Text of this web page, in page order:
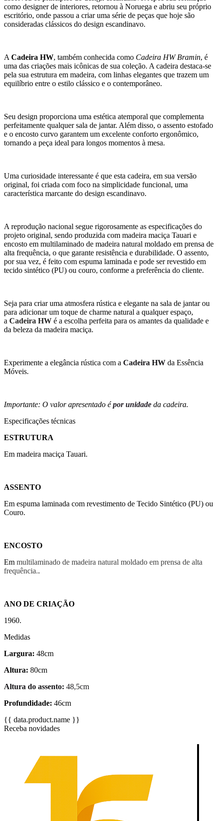
como designer de interiores, retornou à Noruega e abriu seu próprio
escritório, onde passou a criar uma série de peças que hoje são
consideradas clássicos do design escandinavo.
A Cadeira HW, também conhecida como Cadeira HW Bramin, é
uma das criações mais icônicas de sua coleção. A cadeira destaca-se
pela sua estrutura em madeira, com linhas elegantes que trazem um
equilíbrio entre o estilo clássico e o contemporâneo.
Seu design proporciona uma estética atemporal que complementa
perfeitamente qualquer sala de jantar. Além disso, o assento estofado
e o encosto curvo garantem um excelente conforto ergonômico,
tornando a peça ideal para longos momentos à mesa.
Uma curiosidade interessante é que esta cadeira, em sua versão
original, foi criada com foco na simplicidade funcional, uma
característica marcante do design escandinavo.
A reprodução nacional segue rigorosamente as especificações do
projeto original, sendo produzida com madeira maciça Tauari e
encosto em multilaminado de madeira natural moldado em prensa de
alta frequência, o que garante resistência e durabilidade. O assento,
por sua vez, é feito com espuma laminada e pode ser revestido em
tecido sintético (PU) ou couro, conforme a preferência do cliente.
Seja para criar uma atmosfera rústica e elegante na sala de jantar ou
para adicionar um toque de charme natural a qualquer espaço,
a Cadeira HW é a escolha perfeita para os amantes da qualidade e
da beleza da madeira maciça.
Experimente a elegância rústica com a Cadeira HW da Essência
Móveis.
Importante: O valor apresentado épor unidade da cadeira.
Especificações técnicas
ESTRUTURA
Em madeira maciça Tauari.
ASSENTO
Em espuma laminada com revestimento de Tecido Sintético (PU) ou
Couro.
ENCOSTO
Em multilaminado de madeira natural moldado em prensa de alta
frequência..
ANO DE CRIAÇÃO
1960.
Medidas
Largura: 48cm
Altura: 80cm
Altura do assento: 48,5cm
Profundidade: 46cm
{{ data.product.name }}
Receba novidades